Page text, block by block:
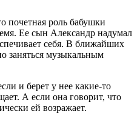
почетная роль бабушки
Ее сын Александр надумал
себя. В ближайших
заняться музыкальным
и берет у нее какие-то
А если она говорит, что
ей возражает.